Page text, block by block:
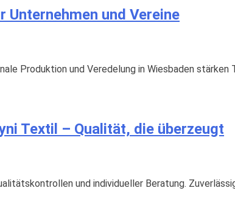
und Vereine
Produktion und Veredelung in Wiesbaden stärken
Textil – Qualität, die überzeugt
und individueller Beratung.